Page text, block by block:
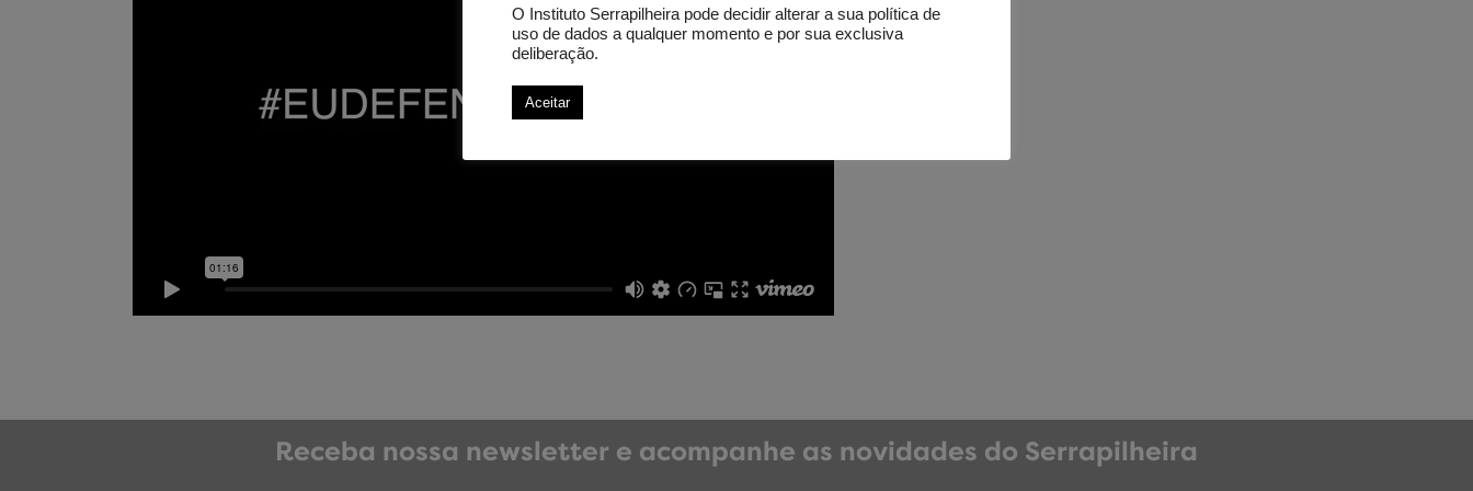
Receba nossa newsletter e acompanhe as novidades do Serrapilheira
O Instituto Serrapilheira pode decidir alterar a sua política de
uso de dados a qualquer momento e por sua exclusiva
deliberação.
Aceitar